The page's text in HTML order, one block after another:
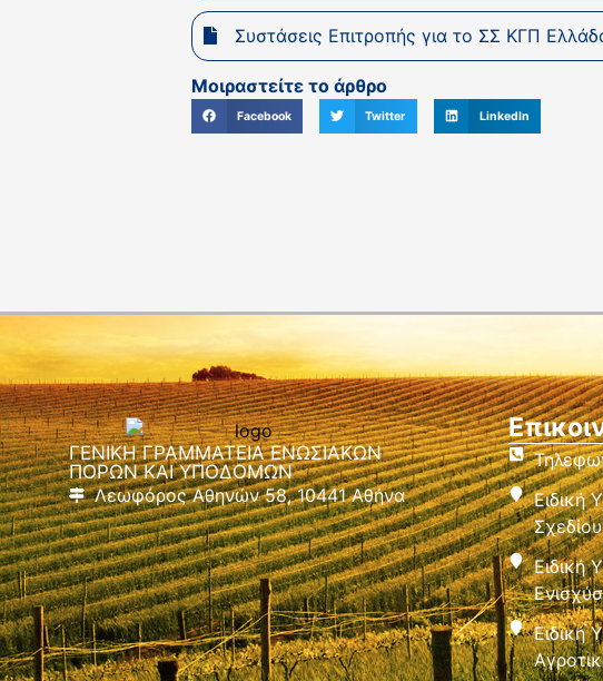
Συστάσεις Επιτροπής για το ΣΣ ΚΓΠ
Μοιραστείτε το άρθρο
Facebook Twitter LinkedIn
ΓΕΝΙΚΗ ΓΡΑΜΜΑΤΕΙΑ ΕΝΩΣΙΑΚΩΝ
ΠΟΡΩΝ ΚΑΙ ΥΠΟΔΟΜΩΝ
Λεωφόρος Αθηνών 58, 10441 Αθήνα
Ειδική
Ειδική
Ειδική